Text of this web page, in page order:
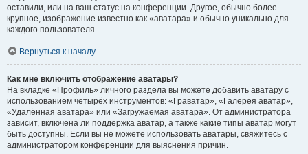
оставили, или на ваш статус на конференции. Другое, обычно более
крупное, изображение известно как «аватара» и обычно уникально для
каждого пользователя.
Вернуться к началу
Как мне включить отображение аватары?
На вкладке «Профиль» личного раздела вы можете добавить аватару с
использованием четырёх инструментов: «Граватар», «Галерея аватар»,
«Удалённая аватара» или «Загружаемая аватара». От администратора
зависит, включена ли поддержка аватар, а также какие типы аватар могут
быть доступны. Если вы не можете использовать аватары, свяжитесь с
администратором конференции для выяснения причин.